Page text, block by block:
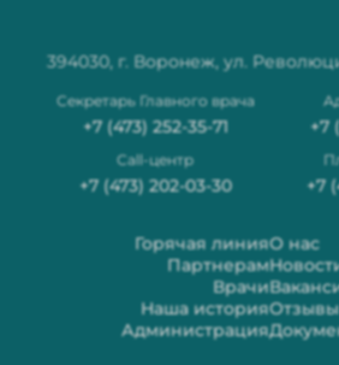
394030, г. Воронеж, ул.
Секретарь Главного врача
+7 (473) 252-35-71 +7
Сall-центр
+7 (473) 202-03-30 +7
Горячая линия
Партнерам
Врачи
Наша история
Администрация
О нас
Отзывы